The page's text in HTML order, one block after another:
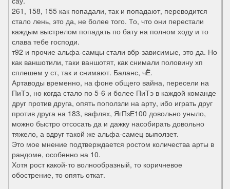
261, 158, 155 как попадали, так и попадают, переводится
стало лень, это да, не более того. То, что они перестали
каждым выстрелом попадать по бату на полном ходу и то
слава тебе господи.
т92 и прочие альфа-самцы стали вбр-зависимые, это да. Но
как ваншотили, таки ваншотят, как снимали половину хп
сплешем у ст, так и снимают. Баланс, чЁ.
Артаводы временно, на фоне общего вайна, пересели на
ПиТэ, но когда стало по 5-6 и более ПиТэ в каждой команде
друг против друга, опять поползли на арту, ибо играть друг
против друга на 183, вафлях, ЯгПзЕ100 довольно уныло,
можно быстро отсосать да и дажку насобирать довольно
тяжело, а вдруг такой же альфа-самец выползет.
Это мое мнение подтверждается ростом количества арты в
рандоме, особенно на 10.
Хотя рост какой-то волнообразный, то коричневое
обострение, то опять откат.